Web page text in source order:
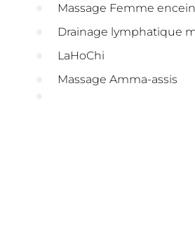
Massage Femme
Drainage lymphatique
LaHoChi
Massage Amma-assis